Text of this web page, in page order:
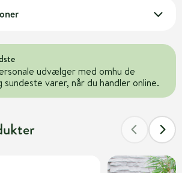
udvælger med omhu de
varer, når du handler online.